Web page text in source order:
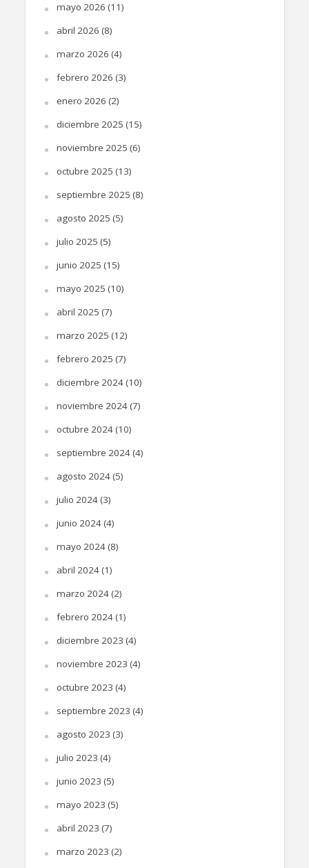
mayo 2026 (11)
abril 2026 (8)
marzo 2026 (4)
febrero 2026 (3)
enero 2026 (2)
diciembre 2025 (15)
noviembre 2025 (6)
octubre 2025 (13)
septiembre 2025 (8)
agosto 2025 (5)
julio 2025 (5)
junio 2025 (15)
mayo 2025 (10)
abril 2025 (7)
marzo 2025 (12)
febrero 2025 (7)
diciembre 2024(10)
noviembre 2024(7)
octubre 2024(10)
septiembre 2024(4)
agosto 2024(5)
julio 2024(3)
junio 2024(4)
mayo 2024(8)
abril 2024(1)
marzo 2024(2)
febrero 2024(1)
diciembre 2023 (4)
noviembre 2023 (4)
octubre 2023 (4)
septiembre 2023 (4)
agosto 2023 (3)
julio 2023 (4)
junio 2023 (5)
mayo 2023 (5)
abril 2023 (7)
marzo 2023 (2)